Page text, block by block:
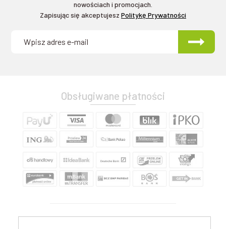
nowościach i promocjach.
Zapisując się akceptujesz Politykę Prywatności
Obsługiwane płatności